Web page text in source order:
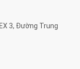
3, Đường Trung